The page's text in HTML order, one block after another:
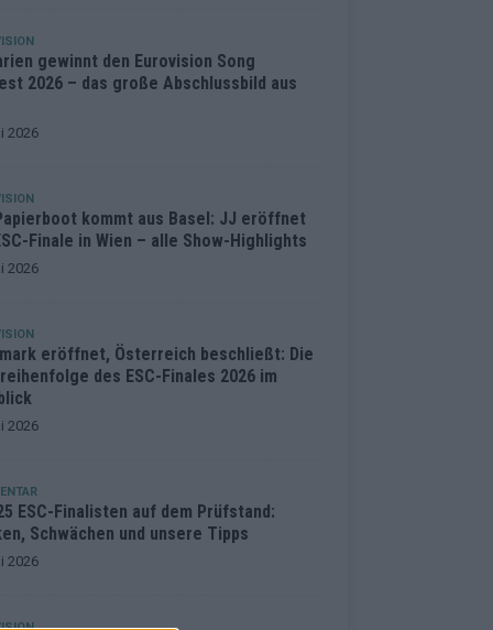
gewinnt den Eurovision Song
2026 – das große Abschlussbild aus
2026
kommt aus Basel: JJ eröffnet
Finale in Wien – alle Show-Highlights
2026
eröffnet, Österreich beschließt: Die
des ESC-Finales 2026 im
2026
ESC-Finalisten auf dem Prüfstand:
Schwächen und unsere Tipps
2026